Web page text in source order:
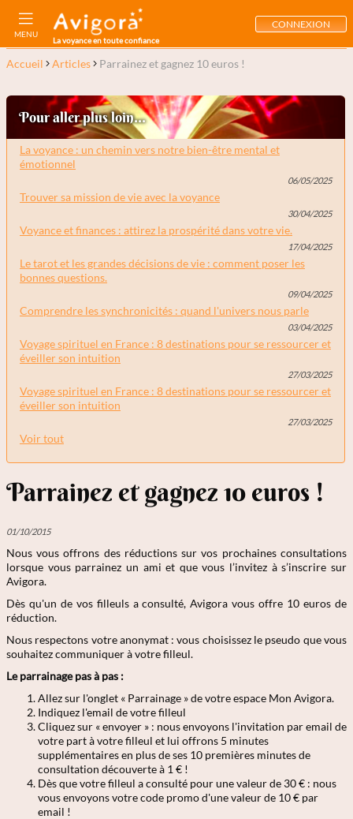
MENU
La voyance en toute confiance
CONNEXION
Accueil Articles Parrainez et gagnez 10 euros !
Pour aller plus loin...
La voyance : un chemin vers notre bien-être mental et
émotionnel
06/05/2025
Trouver sa mission de vie avec la voyance
30/04/2025
Voyance et finances : attirez la prospérité dans votre vie.
17/04/2025
Le tarot et les grandes décisions de vie : comment poser les
bonnes questions.
09/04/2025
Comprendre les synchronicités : quand l'univers nous parle
03/04/2025
Voyage spirituel en France : 8 destinations pour se ressourcer et
éveiller son intuition
27/03/2025
Voyage spirituel en France : 8 destinations pour se ressourcer et
éveiller son intuition
27/03/2025
Voir tout
Parrainez et gagnez 10 euros !
01/10/2015
Nous vous offrons des réductions sur vos prochaines consultations
lorsque vous parrainez un ami et que vous l’invitez à s’inscrire sur
Avigora.
Dès qu'un de vos filleuls a consulté, Avigora vous offre 10 euros de
réduction.
Nous respectons votre anonymat : vous choisissez le pseudo que vous
souhaitez communiquer à votre filleul.
Le parrainage pas à pas :
Allez sur l'onglet « Parrainage » de votre espace Mon Avigora.
Indiquez l'email de votre filleul
Cliquez sur « envoyer » : nous envoyons l'invitation par email de
votre part à votre filleul et lui offrons 5 minutes
supplémentaires en plus de ses 10 premières minutes de
consultation découverte à 1 € !
Dès que votre filleul a consulté pour une valeur de 30 € : nous
vous envoyons votre code promo d'une valeur de 10 € par
email !